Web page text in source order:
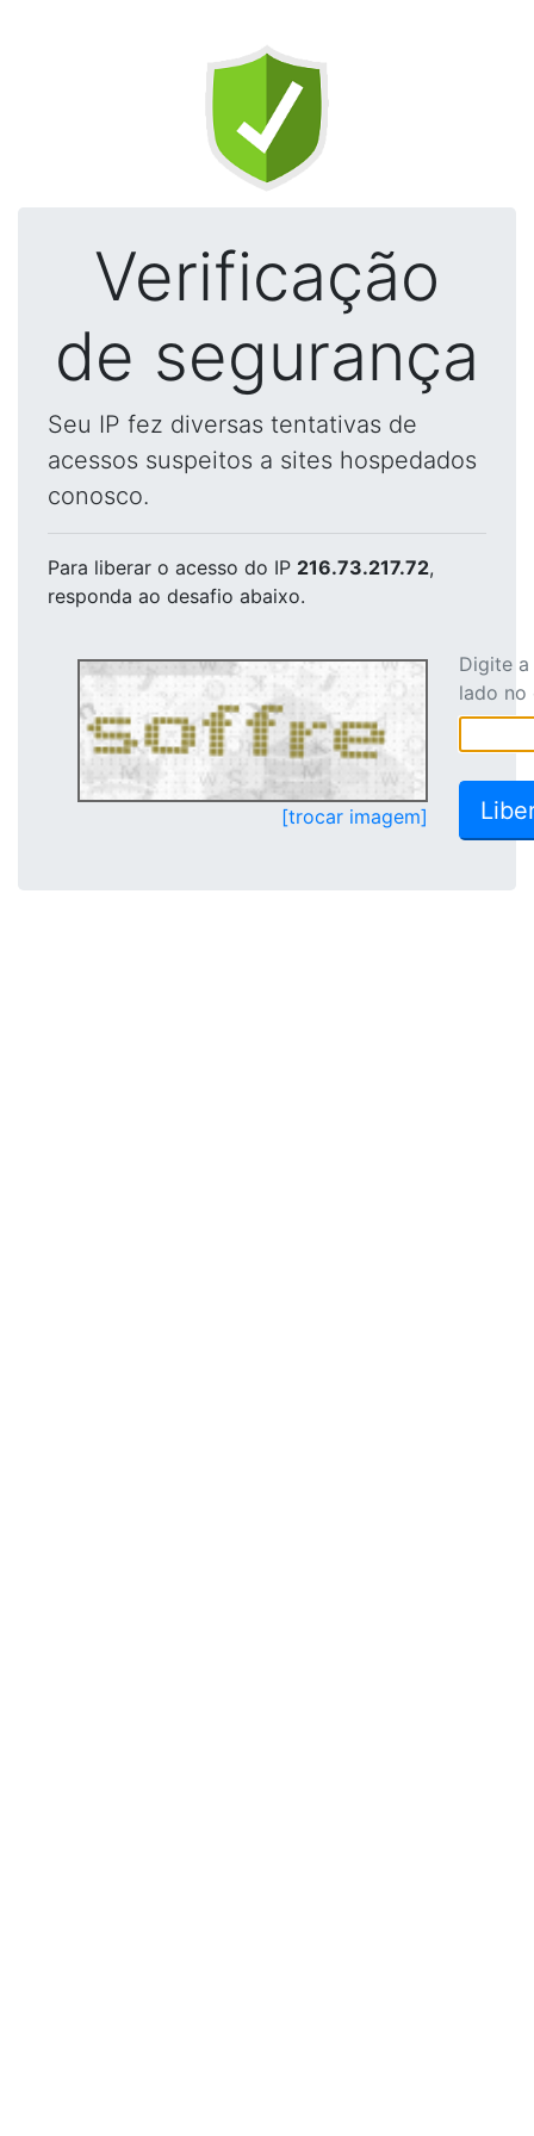
Verificação
de segurança
Seu IP fez diversas tentativas de
acessos suspeitos a sites hospedados
conosco.
Para liberar o acesso do IP 216.73.217.72,
responda ao desafio abaixo.
[trocar imagem]
Digite
lado no